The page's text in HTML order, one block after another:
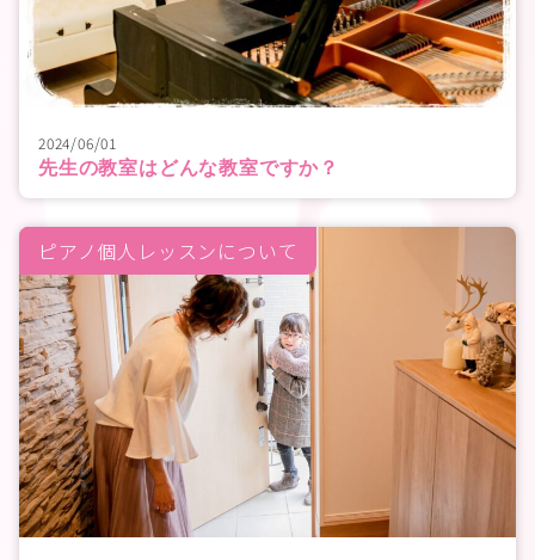
2024/06/01
先生の教室はどんな教室ですか？
ピアノ個人レッスンについて